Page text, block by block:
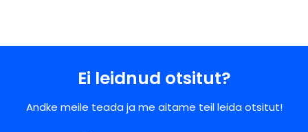
Ei leidnud otsitut?
Andke meile teada ja me aitame teil leida otsitut!